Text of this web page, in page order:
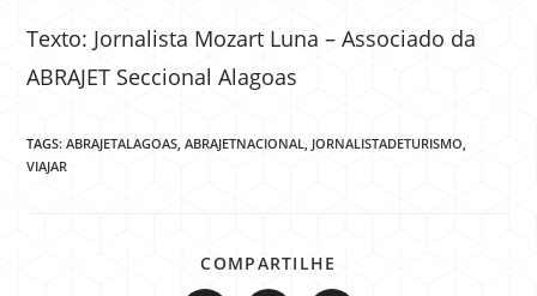
Texto: Jornalista Mozart Luna – Associado da
ABRAJET Seccional Alagoas
TAGS:ABRAJETALAGOAS ABRAJETNACIONAL JORNALISTADETURISMO
VIAJAR
COMPARTILHE